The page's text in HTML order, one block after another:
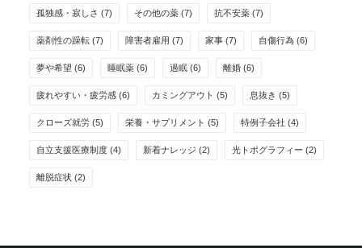
孤独感・寂しさ (7) その他の薬 (7) 抗不安薬 (7)
薬剤性の躁転 (7) 障害者雇用 (7) 家事 (7) 自傷行為 (6)
夢や希望 (6) 睡眠薬 (6) 過眠 (6) 離婚 (6)
疲れやすい・疲労感 (6) カミングアウト (5) 息抜き (5)
クローズ就労 (5) 栄養・サプリメント (5) 特例子会社 (4)
自立支援医療制度 (4) 新着ナレッジ (2) 光トポグラフィー (2)
離脱症状 (2)